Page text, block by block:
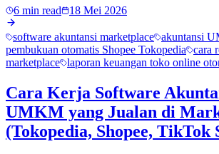
6 min read
18 Mei 2026
software akuntansi marketplace akuntansi
pembukuan otomatis Shopee Tokopedia
cara
marketplace laporan keuangan toko online
Cara Kerja Software
UMKM yang Jualan di
(Tokopedia, Shopee, TikTok